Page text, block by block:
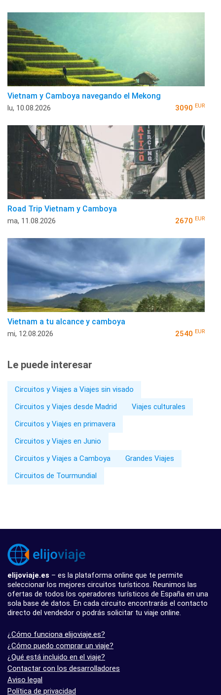
Vietnam y Camboya navegando el Mekong
lu, 10.08.2026 3090 EUR
Road Trip Vietnam y Camboya
ma, 11.08.2026 2670 EUR
Vietnam a tu alcance y camboya
mi, 12.08.2026 2540 EUR
Le puede interesar
Circuitos y Viajes a Viajes sin visado
Circuitos y Viajes desde Madrid
Viajes culturales
Circuitos y Viajes en primavera
Circuitos y Viajes en Junio
Circuitos y Viajes a Camboya
Grandes Viajes
Circuitos de Tourmundial
elijoviaje.es – es la plataforma online que te permite
seleccionar los mejores circuitos turísticos. Reunimos las
ofertas de todos los operadores turísticos de España en una
sola base de datos. En cada circuito encontrarás el contacto
directo del vendedor o podrás solicitar tu viaje online.
¿Cómo funciona elijoviaje.es?
¿Cómo puedo comprar un viaje?
¿Qué está incluido en el viaje?
Contactar con los desarrolladores
Aviso legal
Política de privacidad